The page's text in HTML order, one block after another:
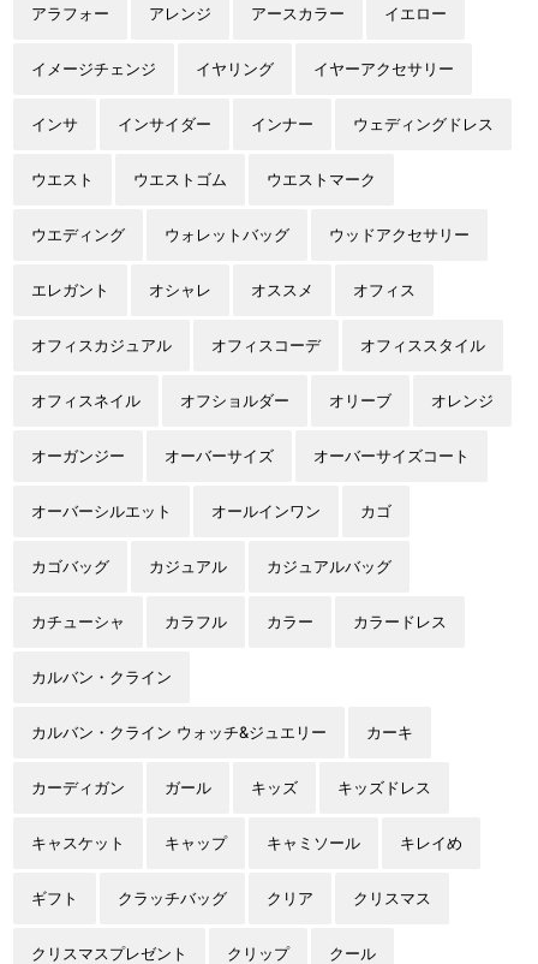
アラフォー アレンジ アースカラー イエロー
イメージチェンジ イヤリング イヤーアクセサリー
インサ インサイダー インナー ウェディングドレス
ウエスト ウエストゴム ウエストマーク
ウエディング ウォレットバッグ ウッドアクセサリー
エレガント オシャレ オススメ オフィス
オフィスカジュアル オフィスコーデ オフィススタイル
オフィスネイル オフショルダー オリーブ オレンジ
オーガンジー オーバーサイズ オーバーサイズコート
オーバーシルエット オールインワン カゴ
カゴバッグ カジュアル カジュアルバッグ
カチューシャ カラフル カラー カラードレス
カルバン・クライン
カルバン・クライン ウォッチ&ジュエリー カーキ
カーディガン ガール キッズ キッズドレス
キャスケット キャップ キャミソール キレイめ
ギフト クラッチバッグ クリア クリスマス
クリスマスプレゼント クリップ クール